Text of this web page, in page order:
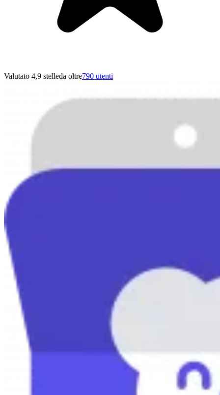
Valutato 4,9 stelleda oltre790 utenti